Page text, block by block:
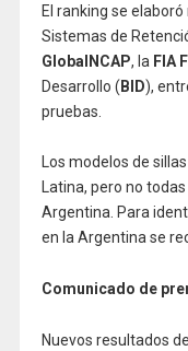
El ranking se
Sistemas de
GlobalNCAP, la FIA
Desarrollo ( BID),
pruebas.
Los modelos de
Latina, pero no
Argentina. Para
en la Argentina se
Comunicado de
Nuevos resultados